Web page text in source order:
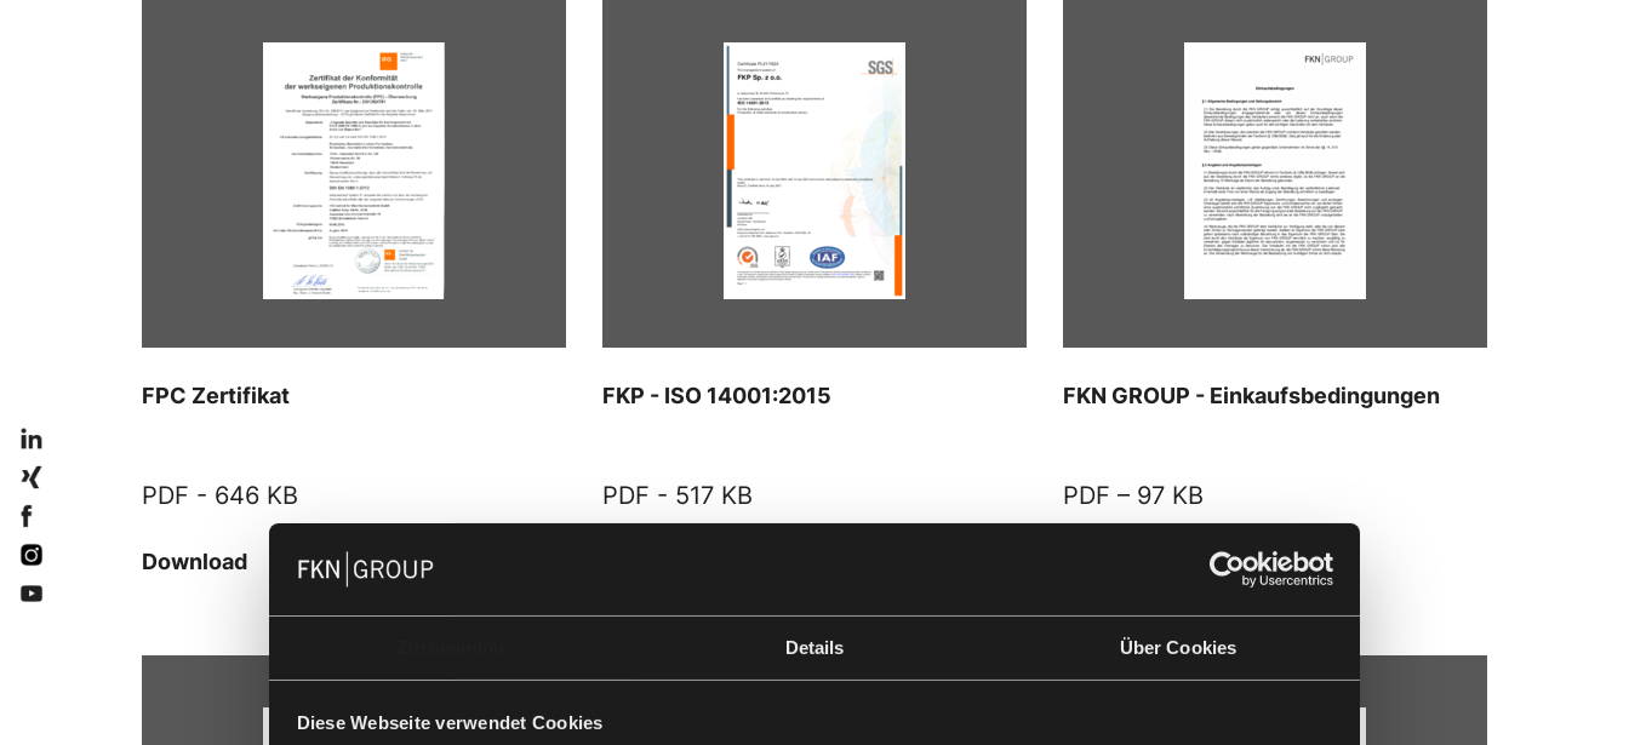
Details Über Cookies
Diese Webseite verwendet Cookies
FPC Zertifikat
PDF - 646 KB
Download
FKP - ISO 14001:2015
PDF - 517 KB
FKN GROUP - Einkaufsbedingungen
PDF – 97 KB